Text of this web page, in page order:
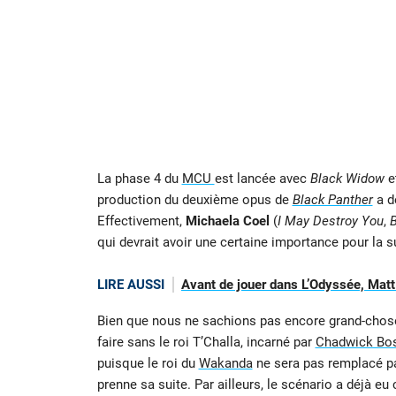
La phase 4 du MCU est lancée avec Black Widow
production du deuxième opus de Black Panthera
Effectivement, Michaela Coel (I May Destroy You,
qui devrait avoir une certaine importance pour la
LIRE AUSSI Avant de jouer dans L’Odyssée,
Bien que nous ne sachions pas encore grand-
faire sans le roi T’Challa, incarné par Chadwick
puisque le roi du Wakandane sera pas remplacé
prenne sa suite. Par ailleurs, le scénario a déjà